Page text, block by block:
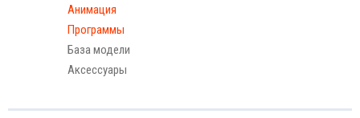
Анимация
Программы
База модели
Аксессуары